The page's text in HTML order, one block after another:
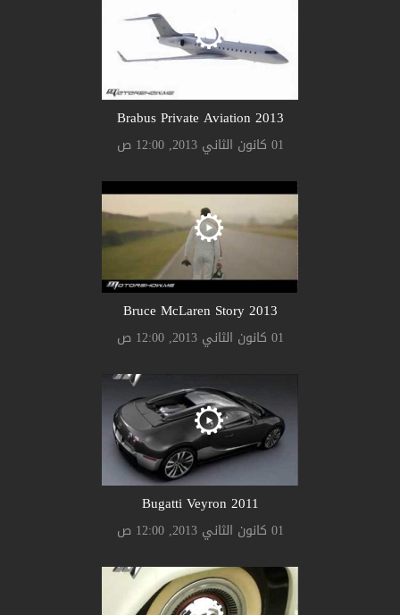
Brabus Private Aviation 2013
01 كانون الثاني 2013, 12:00 ص
Bruce McLaren Story 2013
01 كانون الثاني 2013, 12:00 ص
Bugatti Veyron 2011
01 كانون الثاني 2013, 12:00 ص